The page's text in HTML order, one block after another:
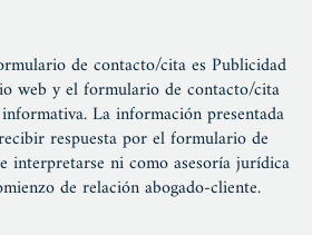
de contacto/cita es Publicidad
web y el formulario de contacto/cita
La información presentada
respuesta por el formulario de
interpretarse ni como asesoría jurídica
de relación abogado-cliente.